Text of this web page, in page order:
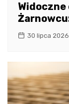
30 lipca 2026